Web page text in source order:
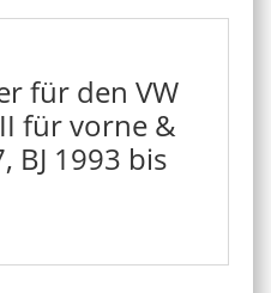
für den VW
für vorne &
BJ 1993 bis